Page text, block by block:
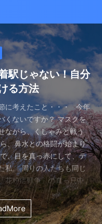
に降る静かな癒し
ますか？ 窓ガラスを叩
リズミカルな音、 そして
それぞれが奏でるハーモ
別な空間を作り出してく
なく、心も潤す 今日は何
眺めていました。 最初は
くなり、少し残念に思い
ーヒーを入れ、 窓辺に座
と、不思議と心が落ち着い
界の浄化装置です。 土埃
水を与え、空気を清 ...
駅じゃない！自分
る方法
に考えたこと・・・ 今年
くないですか？ マスクを
ながら、くしゃみと戦う
、鼻水との格闘が始まり
、目を真っ赤にして、テ
私。 周りの人たちも同じ
花粉症戦争」の真っ只中。
ました。 この花粉症との
の気持ちに似ているな、
どうしようもない状況、
きか迷っているあ
ってみた感想と注
という量子波動調整器が
自身もこのデバイスを2年
ており、 その使用経験を
お伝えしたいと思います。
は、微弱な電流と周波
ンスを整えることを目的
イスです。 専用のアプリ
身体に微弱な電流を流すこ
周波数を分析・適用しま
〜最近どハマり
やSNSを見ていたの
とか社会問題のニュース
にトランプの発言やDSの
３万円の壁など・・・・。
決できるわけではないの
まいました。 なんだか、
弁してくれる感じがするの
見てしまうのです。 そし
ちゃ波動が下がっていま
づいたのかといえば ...
うのも、現実とは何か？
分の理想の姿を考える
いない。 地位も名誉もな
ない（笑） でもねぇ、 た
える時もあるんです。 そ
て、 今ここに生きている
がある。 それは、どうい
にいる時 今に集中して、
先日ワカサギ釣りに行き
糸を垂らすやつ。 &nb ...
と
でとうございます。 今
ます。 とはいえ、近年お
せんね。 いつの間にか年
過ぎ去っていく。 なんて
な（笑） まあ、それだけ
しょう。 昨年末は結構忙
が、 年始は暇。 暇になる
ね。 自分は今ここを生き
は今ここだけなのです
、過去を悔んだり &nbsp
Healy（量子波動
の？
ー（Healy）つかってない
いたと思います。 Healy
究開発され、製造された最
健康をサポートする製品
使用して体をよりバラン
周波数応用のアイデアに
の電子デバイスです。 細
、健康的な生活をサポート
あんまり使っていませ
く意欲というか、やる気が
いました
イデー Ipadが安くなって
で第１０世代（無印）購
れで今まで使っていた
らばです。 特に困ってい
体はほとんど使っていなか
かったのですが、 気分で
ですよね。 気分が乗った
際変えてみてUSBーC端
の呪縛から解放される
いい。 &n ...
（ヒーリー）量子
て
ー）量子波動調整器につ
小さい割には結構高いデ
構迷いました。 でもねぇ
動を良くして豊かな人生
か。 だから、多少の投資
いとわからないと購入し
年ぐらいはほどほどに使
が、 やはり実感がね。 良
が乏しい。 これ、たぶん
ているからだと思う。 近
水原さんの解雇に
た。 多分今、かなり有名
が解雇されたようです。
違法かどうかは別として
・・ とってもつらい。 自
大谷さんが好きというな
んに思い入れがあるわけ
・ 今の水原さんの気持ち
。 というのも、多額の借
したいと日々思いながら
けでしょ。 ...